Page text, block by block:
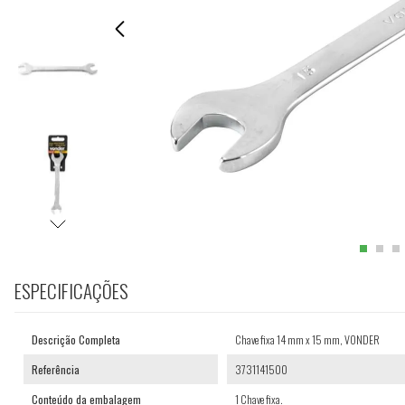
ESPECIFICAÇÕES
Descrição Completa
Chave fixa 14 mm x 15 mm, VONDER
Referência
3731141500
Conteúdo da embalagem
1 Chave fixa.